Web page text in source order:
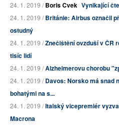
24. 1. 2019 /Boris Cvek Vynikající
24. 1. 2019 /Británie: Airbus označil
ostudný
24. 1. 2019 /Znečištění ovzduší v ČR
tisíc lidí
24. 1. 2019 /Alzheimerovu chorobu
24. 1. 2019 /Davos: Norsko má snad
bohatými na s...
24. 1. 2019 /Italský vicepremiér
Macrona